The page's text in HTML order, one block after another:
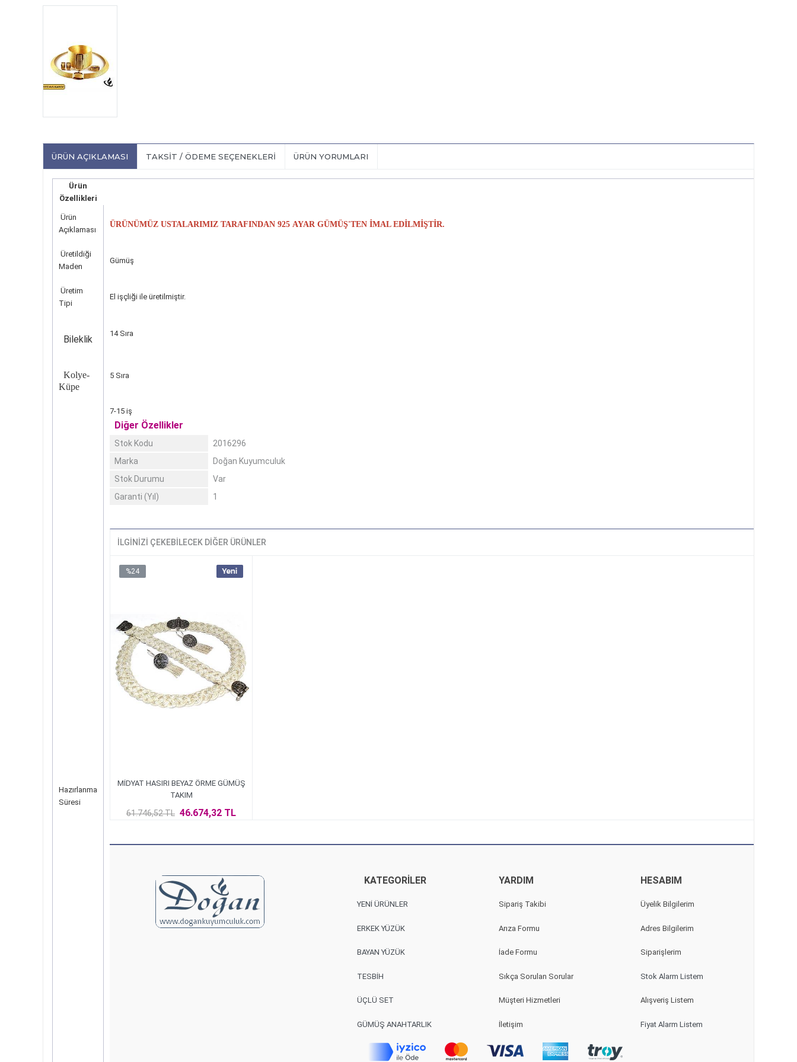
ÜRÜN AÇIKLAMASI TAKSIT / ÖDEME SEÇENEKLERI ÜRÜN YORUMLARI
Ürün
Özellikleri
Ürün
Açıklaması
ÜRÜNÜMÜZ USTALARIMIZ TARAFINDAN 925 AYAR GÜMÜŞ'TEN İMAL EDİLMİŞTİR.
Üretildiği
Maden
Gümüş
Üretim
Tipi
El işçliği ile üretilmiştir.
Bileklik
14 Sıra
Kolye-
Küpe
5 Sıra
Hazırlanma
Süresi
7-15 iş
Diğer Özellikler
Stok Kodu
2016296
Marka
Doğan Kuyumculuk
Stok Durumu
Var
Garanti (Yıl)
1
İLGINIZI ÇEKEBILECEK DIĞER ÜRÜNLER
%24
MİDYAT HASIRI BEYAZ ÖRME GÜMÜŞ
TAKIM
61.746,52 TL 46.674,32 TL
KATEGORİLER
YENİ ÜRÜNLER
ERKEK YÜZÜK
BAYAN YÜZÜK
TESBİH
ÜÇLÜ SET
GÜMÜŞ ANAHTARLIK
YARDIM
Sipariş Takibi
Arıza Formu
İade Formu
Sıkça Sorulan Sorular
Müşteri Hizmetleri
İletişim
HESABIM
Üyelik Bilgilerim
Adres Bilgilerim
Siparişlerim
Stok Alarm Listem
Alışveriş Listem
Fiyat Alarm Listem